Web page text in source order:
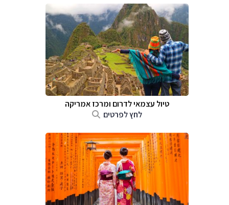
טיול עצמאי לדרום ומרכז אמריקה
לחץ לפרטים